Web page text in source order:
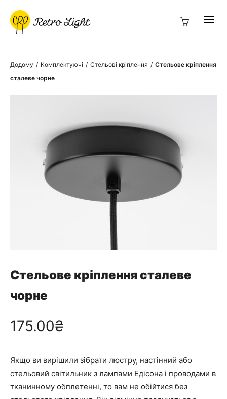
Додому / Комплектуючі / Стельові кріплення / Стельове кріплення
сталеве чорне
Стельове кріплення сталеве
чорне
175.00₴
Якщо ви вирішили зібрати люстру, настінний або
стельовий світильник з лампами Едісона і проводами в
тканинному обплетенні, то вам не обійтися без